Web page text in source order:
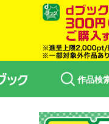
作品検